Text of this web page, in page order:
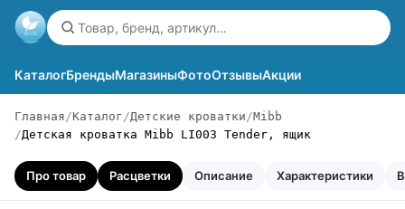
КаталогБрендыМагазиныФотоОтзывыАкции
Главная Каталог Детские кроватки Mibb
Детская кроватка Mibb LI003 Tender, ящик
Про товар Расцветки Описание Характеристики